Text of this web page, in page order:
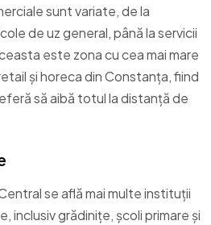
sunt variate, de la
de uz general, până la servicii
este zona cu cea mai mare
și horeca din Constanța, fiind
să aibă totul la distanță de
se află mai multe instituții
inclusiv grădinițe, școli primare și